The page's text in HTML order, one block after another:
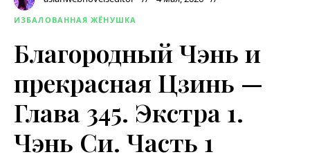
ИЗБАЛОВАННАЯ ЖЁНУШКА
Благородный Чэнь и
прекрасная Цзинь —
Глава 345. Экстра 1.
Чэнь Си. Часть 1